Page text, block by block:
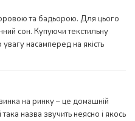
та бадьорою. Для цього
сон. Купуючи текстильну
насамперед на якість
на ринку – це домашній
назва звучить неясно і якось